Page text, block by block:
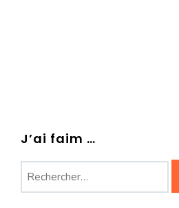
J’ai faim …
Rechercher :